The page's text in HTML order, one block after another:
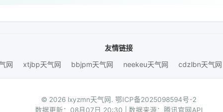
友情链接
网
xtjbp天气网 bbjpm天气网 neekeu天气网 cdzlbn天气网
© 2026 lxyzmn天气网. 鄂ICP备2025098594号-2
数据更新：08月07日 20:30 | 数据来源：腾讯官网API